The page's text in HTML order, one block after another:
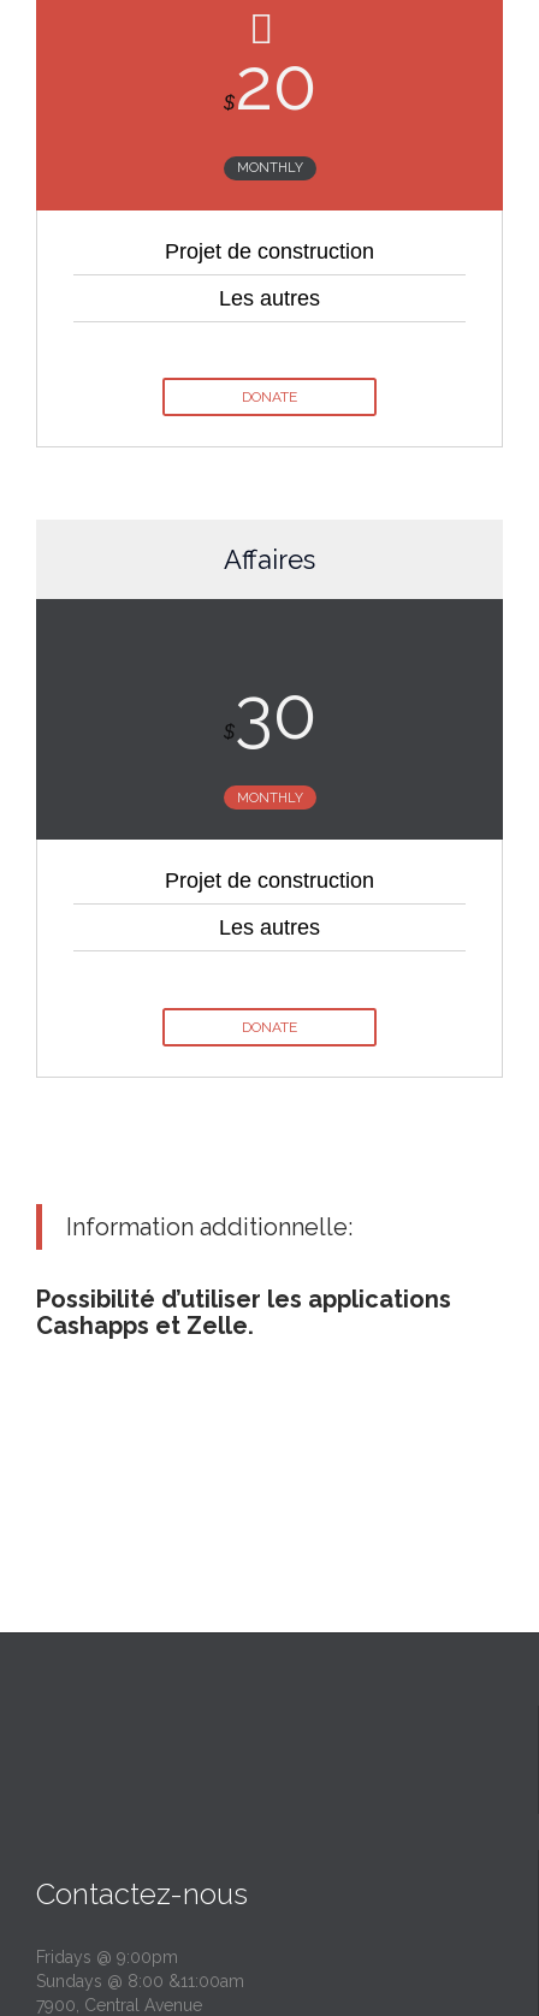
$20
MONTHLY
Projet de construction
Les autres
DONATE
Affaires
$30
MONTHLY
Projet de construction
Les autres
DONATE
Information additionnelle:
Possibilité d’utiliser les applications
Cashapps et Zelle.
Contactez-nous
Fridays @ 9:00pm
Sundays @ 8:00 &11:00am
7900, Central Avenue